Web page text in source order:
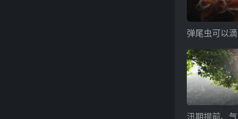
弹尾虫可以滴
汛期提前、